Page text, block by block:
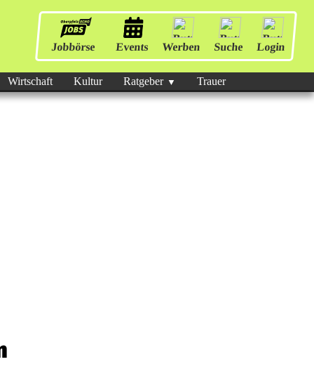
Jobbörse Events Werben Suche Login
Wirtschaft Kultur Ratgeber Trauer